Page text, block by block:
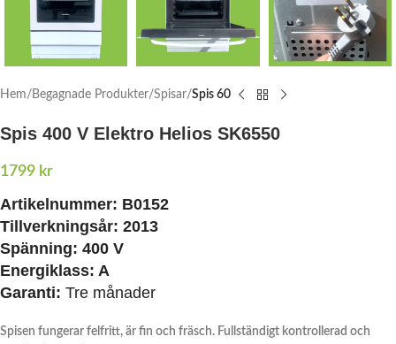
Hem Begagnade Produkter Spisar Spis 60
Spis 400 V Elektro Helios SK6550
1799 kr
Artikelnummer: B0152
Tillverkningsår: 2013
Spänning: 400 V
Energiklass: A
Garanti: Tre månader
Spisen fungerar felfritt, är fin och fräsch. Fullständigt kontrollerad och